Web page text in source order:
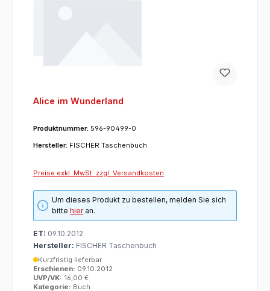
Alice im Wunderland
Produktnummer: 596-90499-0
Hersteller: FISCHER Taschenbuch
Preise exkl. MwSt. zzgl. Versandkosten
Um dieses Produkt zu bestellen, melden Sie sich
bittehieran.
ET: 09.10.2012
Hersteller: FISCHER Taschenbuch
Kurzfristig lieferbar
Erschienen: 09.10.2012
UVP/VK: 16,00 €
Kategorie: Buch